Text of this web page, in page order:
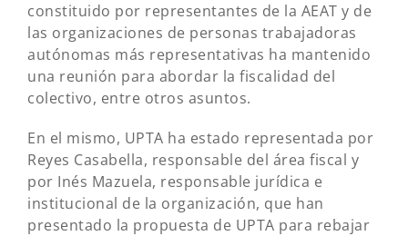
constituido por representantes de la AEAT y de
las organizaciones de personas trabajadoras
autónomas más representativas ha mantenido
una reunión para abordar la fiscalidad del
colectivo, entre otros asuntos.
En el mismo, UPTA ha estado representada por
Reyes Casabella, responsable del área fiscal y
por Inés Mazuela, responsable jurídica e
institucional de la organización, que han
presentado la propuesta de UPTA para rebajar